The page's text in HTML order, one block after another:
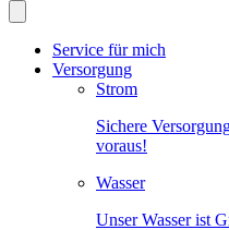
Service für mich
Versorgung
Strom
Sichere
voraus!
Wasser
Unser Wasser ist